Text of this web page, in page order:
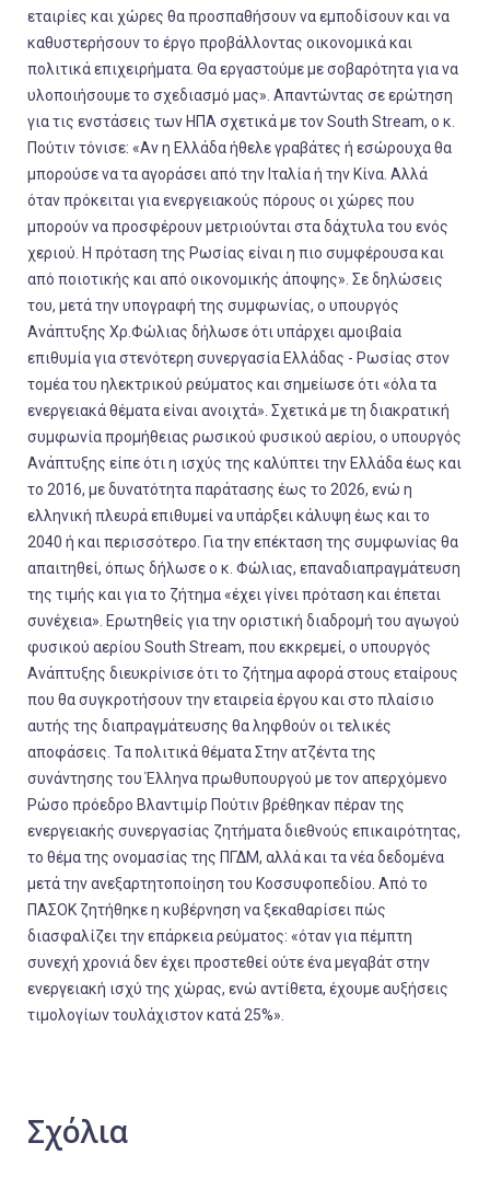
εταιρίες και χώρες θα προσπαθήσουν να εμποδίσουν και να
καθυστερήσουν το έργο προβάλλοντας οικονομικά και
πολιτικά επιχειρήματα. Θα εργαστούμε με σοβαρότητα για να
υλοποιήσουμε το σχεδιασμό μας». Απαντώντας σε ερώτηση
για τις ενστάσεις των ΗΠΑ σχετικά με τον South Stream, ο κ.
Πούτιν τόνισε: «Αν η Ελλάδα ήθελε γραβάτες ή εσώρουχα θα
μπορούσε να τα αγοράσει από την Ιταλία ή την Κίνα. Αλλά
όταν πρόκειται για ενεργειακούς πόρους οι χώρες που
μπορούν να προσφέρουν μετριούνται στα δάχτυλα του ενός
χεριού. Η πρόταση της Ρωσίας είναι η πιο συμφέρουσα και
από ποιοτικής και από οικονομικής άποψης». Σε δηλώσεις
του, μετά την υπογραφή της συμφωνίας, ο υπουργός
Ανάπτυξης Χρ.Φώλιας δήλωσε ότι υπάρχει αμοιβαία
επιθυμία για στενότερη συνεργασία Ελλάδας - Ρωσίας στον
τομέα του ηλεκτρικού ρεύματος και σημείωσε ότι «όλα τα
ενεργειακά θέματα είναι ανοιχτά». Σχετικά με τη διακρατική
συμφωνία προμήθειας ρωσικού φυσικού αερίου, ο υπουργός
Ανάπτυξης είπε ότι η ισχύς της καλύπτει την Ελλάδα έως και
το 2016, με δυνατότητα παράτασης έως το 2026, ενώ η
ελληνική πλευρά επιθυμεί να υπάρξει κάλυψη έως και το
2040 ή και περισσότερο. Για την επέκταση της συμφωνίας θα
απαιτηθεί, όπως δήλωσε ο κ. Φώλιας, επαναδιαπραγμάτευση
της τιμής και για το ζήτημα «έχει γίνει πρόταση και έπεται
συνέχεια». Ερωτηθείς για την οριστική διαδρομή του αγωγού
φυσικού αερίου South Stream, που εκκρεμεί, ο υπουργός
Ανάπτυξης διευκρίνισε ότι το ζήτημα αφορά στους εταίρους
που θα συγκροτήσουν την εταιρεία έργου και στο πλαίσιο
αυτής της διαπραγμάτευσης θα ληφθούν οι τελικές
αποφάσεις. Τα πολιτικά θέματαΣτην ατζέντα της
συνάντησης του Έλληνα πρωθυπουργού με τον απερχόμενο
Ρώσο πρόεδρο Βλαντιμίρ Πούτιν βρέθηκαν πέραν της
ενεργειακής συνεργασίας ζητήματα διεθνούς επικαιρότητας,
το θέμα της ονομασίας της ΠΓΔΜ, αλλά και τα νέα δεδομένα
μετά την ανεξαρτητοποίηση του Κοσσυφοπεδίου. Από το
ΠΑΣΟΚ ζητήθηκε η κυβέρνηση να ξεκαθαρίσει πώς
διασφαλίζει την επάρκεια ρεύματος: «όταν για πέμπτη
συνεχή χρονιά δεν έχει προστεθεί ούτε ένα μεγαβάτ στην
ενεργειακή ισχύ της χώρας, ενώ αντίθετα, έχουμε αυξήσεις
τιμολογίων τουλάχιστον κατά 25%».
Σχόλια